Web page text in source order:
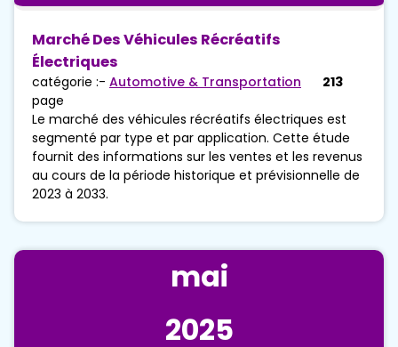
Marché Des Véhicules Récréatifs
Électriques
catégorie :- Automotive & Transportation
213
page
Le marché des véhicules récréatifs électriques est
segmenté par type et par application. Cette étude
fournit des informations sur les ventes et les revenus
au cours de la période historique et prévisionnelle de
2023 à 2033.
mai
2025